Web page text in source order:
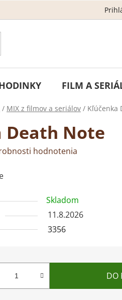
GDPR - ochrana
FILM A
/ MIX z filmov a seriálov / Kľúčenka
Death Note
hodnotenia
Skladom
11.8.2026
3356
DO